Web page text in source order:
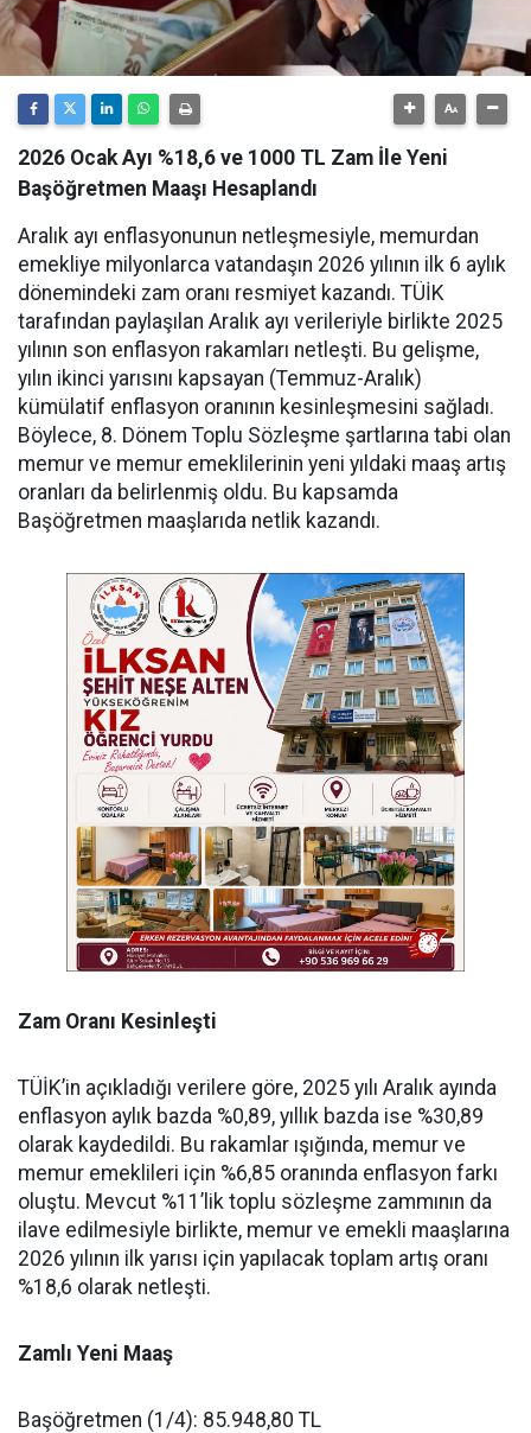
2026 Ocak Ayı %18,6 ve 1000 TL Zam İle Yeni
Başöğretmen Maaşı Hesaplandı
Aralık ayı enflasyonunun netleşmesiyle, memurdan
emekliye milyonlarca vatandaşın 2026 yılının ilk 6 aylık
dönemindeki zam oranı resmiyet kazandı. TÜİK
tarafından paylaşılan Aralık ayı verileriyle birlikte 2025
yılının son enflasyon rakamları netleşti. Bu gelişme,
yılın ikinci yarısını kapsayan (Temmuz-Aralık)
kümülatif enflasyon oranının kesinleşmesini sağladı.
Böylece, 8. Dönem Toplu Sözleşme şartlarına tabi olan
memur ve memur emeklilerinin yeni yıldaki maaş artış
oranları da belirlenmiş oldu. Bu kapsamda
Başöğretmen maaşlarıda netlik kazandı.
Zam Oranı Kesinleşti
TÜİK’in açıkladığı verilere göre, 2025 yılı Aralık ayında
enflasyon aylık bazda %0,89, yıllık bazda ise %30,89
olarak kaydedildi. Bu rakamlar ışığında, memur ve
memur emeklileri için %6,85 oranında enflasyon farkı
oluştu. Mevcut %11’lik toplu sözleşme zammının da
ilave edilmesiyle birlikte, memur ve emekli maaşlarına
2026 yılının ilk yarısı için yapılacak toplam artış oranı
%18,6 olarak netleşti.
Zamlı Yeni Maaş
Başöğretmen (1/4): 85.948,80 TL